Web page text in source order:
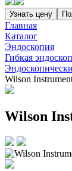
Узнать цену
Главная
Каталог
Эндоскопия
Гибкая
Wilson
Wilson